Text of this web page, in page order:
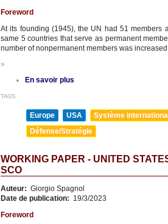
Foreword
At its founding (1945), the UN had 51 members
same 5 countries that serve as permanent
number of nonpermanent members was
»
En savoir plus
TAGS:
Europe USA Système
Défense/Stratégie
WORKING PAPER - UNITED
SCO
Auteur: Giorgio Spagnol
Date de publication: 19/3/2023
Foreword